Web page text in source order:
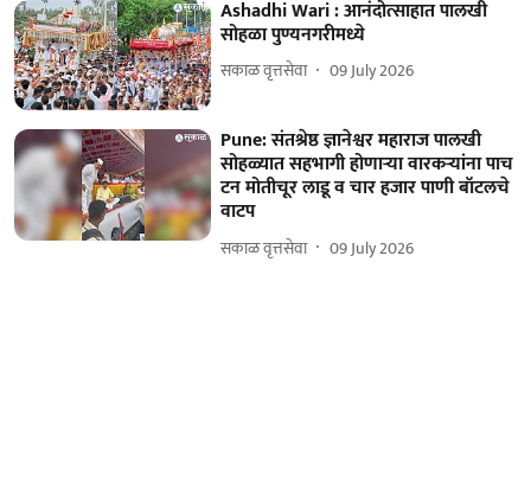
Ashadhi Wari : आनंदोत्साहात पालखी
सोहळा पुण्यनगरीमध्ये
सकाळ वृत्तसेवा 09 July 2026
Pune: संतश्रेष्ठ ज्ञानेश्वर महाराज पालखी
सोहळ्यात सहभागी होणाऱ्या वारकऱ्यांना पाच
टन मोतीचूर लाडू व चार हजार पाणी बॉटलचे
वाटप
सकाळ वृत्तसेवा 09 July 2026